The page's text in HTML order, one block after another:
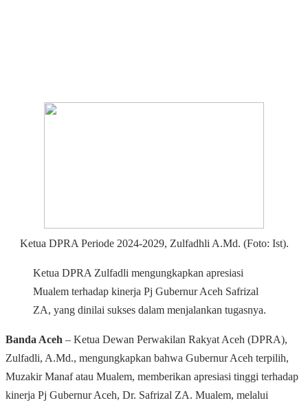
Ketua DPRA Periode 2024-2029, Zulfadhli A.Md. (Foto: Ist).
Ketua DPRA Zulfadli mengungkapkan apresiasi
Mualem terhadap kinerja Pj Gubernur Aceh Safrizal
ZA, yang dinilai sukses dalam menjalankan tugasnya.
Banda Aceh – Ketua Dewan Perwakilan Rakyat Aceh (DPRA),
Zulfadli, A.Md., mengungkapkan bahwa Gubernur Aceh terpilih,
Muzakir Manaf atau Mualem, memberikan apresiasi tinggi terhadap
kinerja Pj Gubernur Aceh, Dr. Safrizal ZA. Mualem, melalui